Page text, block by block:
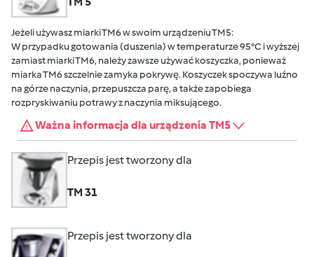
Jeżeli używasz miarki TM6 w swoim urządzeniu TM5:
W przypadku gotowania (duszenia) w temperaturze 95°C i wyższej
zamiast miarki TM6, należy zawsze używać koszyczka, ponieważ
miarka TM6 szczelnie zamyka pokrywę. Koszyczek spoczywa luźno
na górze naczynia, przepuszcza parę, a także zapobiega
rozpryskiwaniu potrawy z naczynia miksującego.
Ważna informacja dla urządzenia TM5
Przepis jest tworzony dla
TM 31
Przepis jest tworzony dla